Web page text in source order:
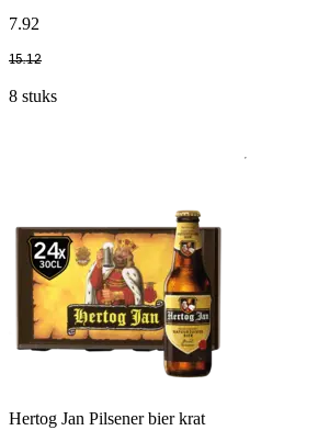
7.92
15.12
8 stuks
Hertog Jan Pilsener bier krat